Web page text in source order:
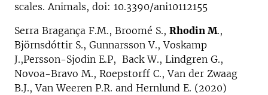
scales. Animals, doi: 10.3390/ani10112155
Serra Bragança F.M., Broomé S., Rhodin M.,
Björnsdóttir S., Gunnarsson V., Voskamp
J.,Persson-Sjodin E.P, Back W., Lindgren G.,
Novoa-Bravo M., Roepstorff C., Van der Zwaag
B.J., Van Weeren P.R. and Hernlund E. (2020)